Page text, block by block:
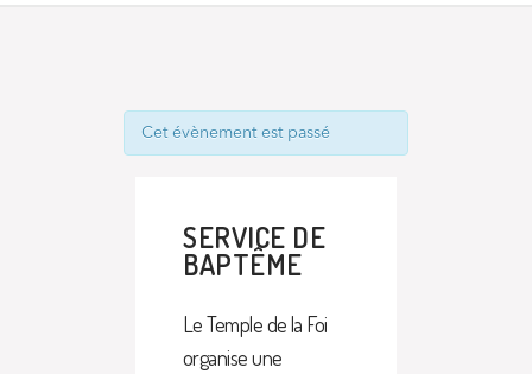
Cet évènement est passé
SERVICE DE
BAPTÊME
Le Temple de la Foi
organise une